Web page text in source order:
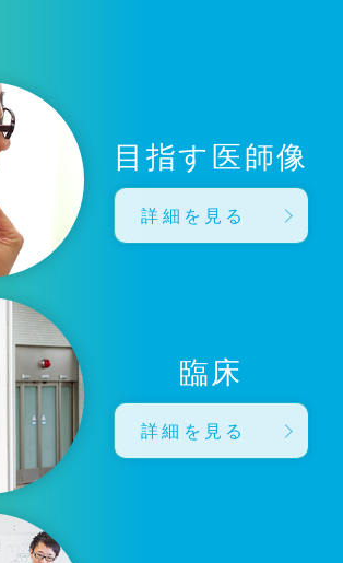
目指す医師像
詳細を見る
臨床
詳細を見る